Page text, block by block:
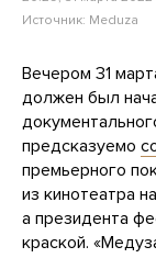
Источник: Meduza
Вечером 31
должен был
предсказуемо
премьерного
из кинотеатра
а президента
краской.